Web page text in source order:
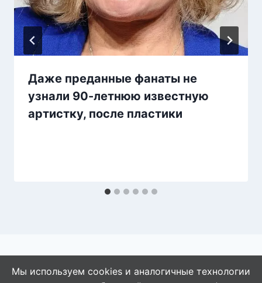
Даже преданные фанаты не
узнали 90-летнюю известную
артистку, после пластики
Мы используем cookies и аналогичные технологии